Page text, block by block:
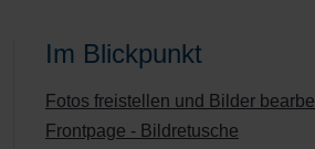
Im Blickpunkt
Fotos freistellen und Bilder
Frontpage - Bildretusche